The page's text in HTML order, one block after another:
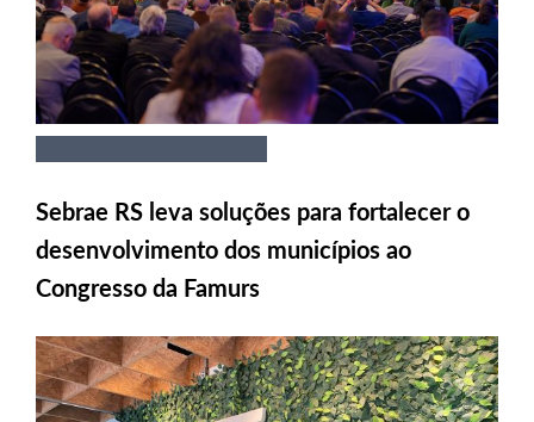
Sebrae RS leva soluções para fortalecer o
desenvolvimento dos municípios ao
Congresso da Famurs